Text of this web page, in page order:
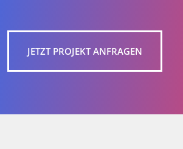
JETZT PROJEKT ANFRAGEN